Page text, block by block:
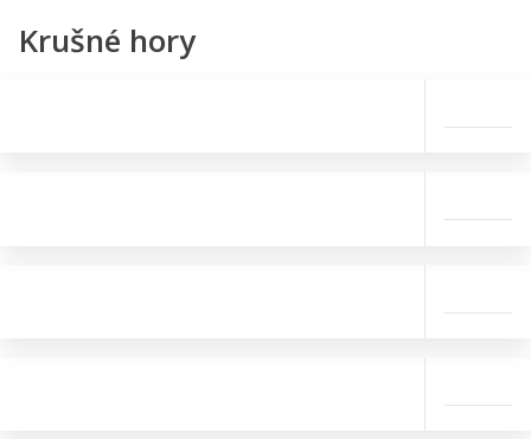
Krušné hory